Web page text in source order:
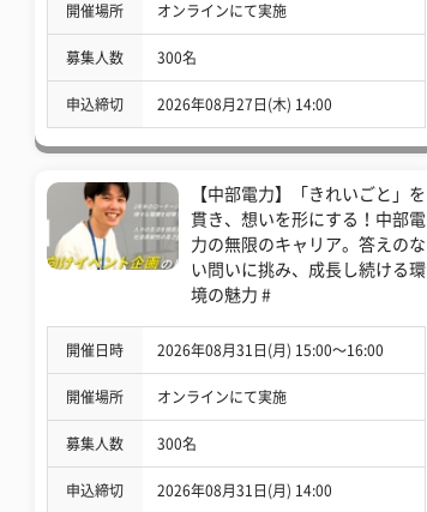
開催場所 オンラインにて実施
募集人数 300名
申込締切 2026年08月27日(木) 14:00
【中部電力】「きれいごと」を
貫き、想いを形にする！中部電
力の無限のキャリア。答えのな
い問いに挑み、成長し続ける環
境の魅力 #
開催日時 2026年08月31日(月) 15:00〜16:00
開催場所 オンラインにて実施
募集人数 300名
申込締切 2026年08月31日(月) 14:00